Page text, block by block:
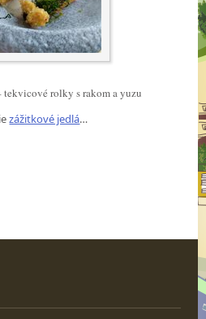
tekvicové rolky s rakom a yuzu
zážitkové jedlá…